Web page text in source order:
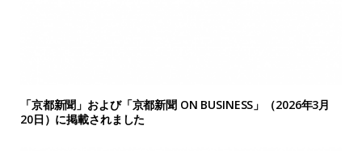
「京都新聞」および「京都新聞 ON BUSINESS」（2026年3月
20日）に掲載されました